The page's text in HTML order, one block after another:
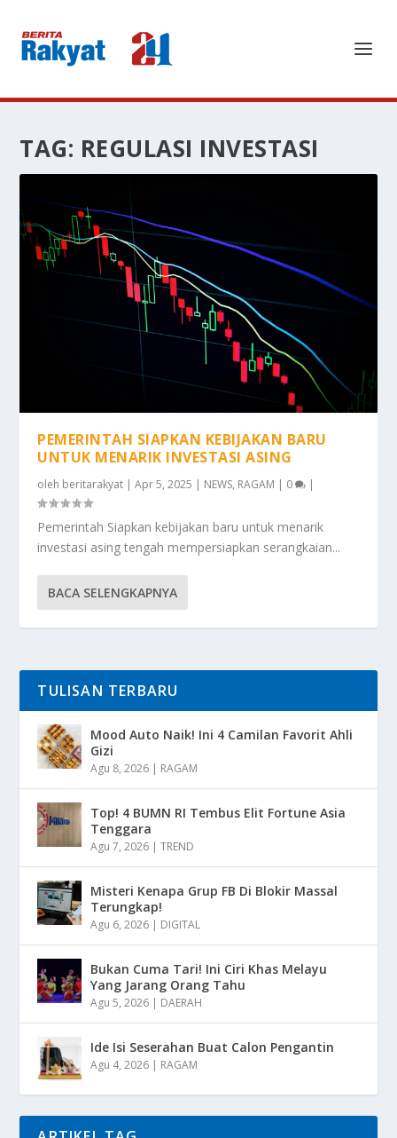
TAG: REGULASI INVESTASI
PEMERINTAH SIAPKAN KEBIJAKAN BARU
UNTUK MENARIK INVESTASI ASING
oleh beritarakyat |Apr 5, 2025 | NEWS, RAGAM | 0 |
Pemerintah Siapkan kebijakan baru untuk menarik
investasi asing tengah mempersiapkan serangkaian...
BACA SELENGKAPNYA
TULISAN TERBARU
Mood Auto Naik! Ini 4 Camilan Favorit Ahli
Gizi
Agu 8, 2026 | RAGAM
Top! 4 BUMN RI Tembus Elit Fortune Asia
Tenggara
Agu 7, 2026 |TREND
Misteri Kenapa Grup FB Di Blokir Massal
Terungkap!
Agu 6, 2026 | DIGITAL
Bukan Cuma Tari! Ini Ciri Khas Melayu
Yang Jarang Orang Tahu
Agu 5, 2026 | DAERAH
Ide Isi Seserahan Buat Calon Pengantin
Agu 4, 2026 | RAGAM